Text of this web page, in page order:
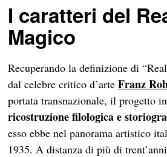
I caratteri del
Magico
Recuperando la definizione di
dal celebre critico d’arteFranz
portata transnazionale, il progetto
ricostruzione filologica e
esso ebbe nel panorama artistico
1935. A distanza di più di